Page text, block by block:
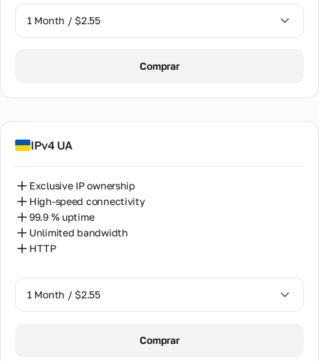
1 Month / $2.55
Comprar
IPv4 UA
Exclusive IP ownership
High-speed connectivity
99.9 % uptime
Unlimited bandwidth
HTTP
1 Month / $2.55
Comprar